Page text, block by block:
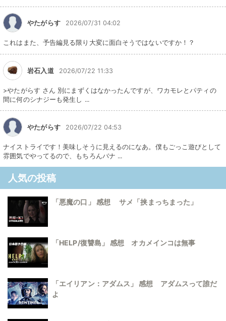
やたがらす 2026/07/31 04:02
これはまた、予告編見る限り大変に面白そうではないですか！？
岩石入道 2026/07/22 11:33
>やたがらす さん 別にまずくはなかったんですが、ワカモレとパティの
間に何のシナジーも発生し ...
やたがらす 2026/07/22 04:53
ナイストライです！美味しそうに見えるのになあ。僕もごっこ遊びとして
雰囲気でやってるので、もちろんバナ ...
人気の投稿
「悪魔の口」 感想 サメ「挟まっちまった」
「HELP/復讐島」 感想 オカメインコは無事
「エイリアン：アダムス」 感想 アダムスって誰だ
よ